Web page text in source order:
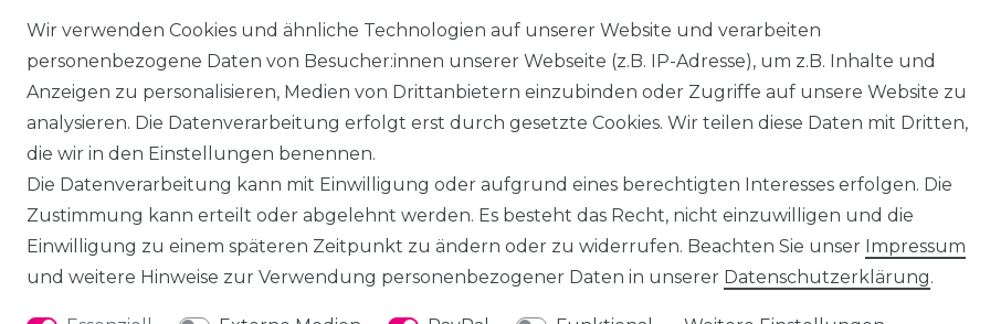
* Alle Preise inkl. gesetzl. Mehrwertsteuer zzgl.Versandkostenwenn nicht anders angegeben.
** Lieferung innerhalb von Deutschland in 1-3 Werktagen
*** Unverbindliche Preisempfehlung des Herstellers
Service
Versand & Zahlung
Retoure
Information
Impressum
Wir verwenden Cookies und ähnliche Technologien auf unserer Website und verarbeiten
personenbezogene Daten von Besucher:innen unserer Webseite (z.B. IP-Adresse), um z.B. Inhalte und
Anzeigen zu personalisieren, Medien von Drittanbietern einzubinden oder Zugriffe auf unsere Website zu
analysieren. Die Datenverarbeitung erfolgt erst durch gesetzte Cookies. Wir teilen diese Daten mit Dritten,
die wir in den Einstellungen benennen.
Die Datenverarbeitung kann mit Einwilligung oder aufgrund eines berechtigten Interesses erfolgen. Die
Zustimmung kann erteilt oder abgelehnt werden. Es besteht das Recht, nicht einzuwilligen und die
Einwilligung zu einem späteren Zeitpunkt zu ändern oder zu widerrufen. Beachten Sie unser Impressum
und weitere Hinweise zur Verwendung personenbezogener Daten in unserer Daten­schutz­erklärung.